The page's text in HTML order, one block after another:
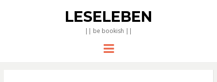
LESELEBEN
|| be bookish ||
Menu